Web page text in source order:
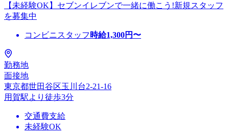
【未経験OK】セブンイレブンで一緒に働こう!新規スタッフ
を募集中
コンビニスタッフ 時給1,300円〜
勤務地
面接地
東京都世田谷区玉川台2-21-16
用賀駅より徒歩3分
交通費支給
未経験OK